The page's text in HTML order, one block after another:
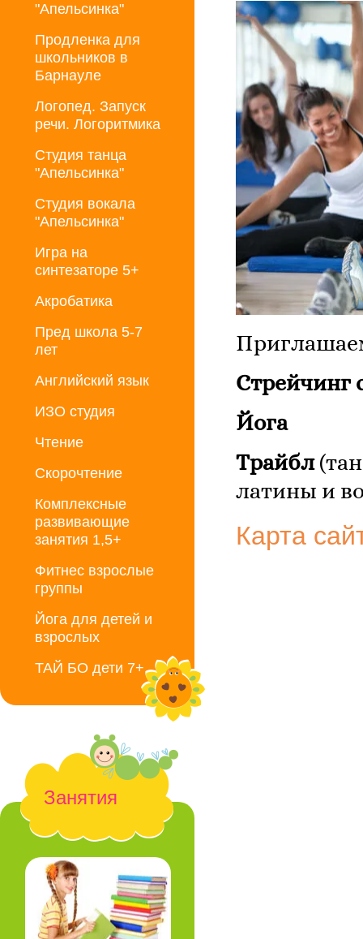
Стрейчинг
Йога
Трайбл
латины и
Карта
"Апельсинка"
Продленка для
школьников в
Барнауле
Логопед. Запуск
речи. Логоритмика
Студия танца
"Апельсинка"
Студия вокала
"Апельсинка"
Игра на
синтезаторе 5+
Акробатика
Пред школа 5-7
лет
Английский язык
ИЗО студия
Чтение
Скорочтение
Комплексные
развивающие
занятия 1,5+
Фитнес взрослые
группы
Йога для детей и
взрослых
ТАЙ БО дети 7+
Занятия